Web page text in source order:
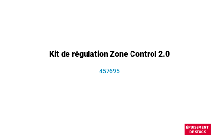
Kit de régulation Zone Control 2.0
457695